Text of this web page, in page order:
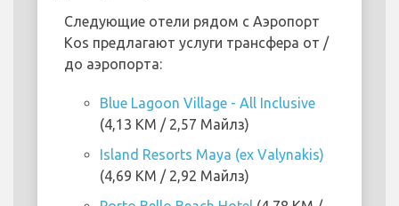
Следующие отели рядом с Аэропорт
Kos предлагают услуги трансфера от /
до аэропорта:
Blue Lagoon Village - All Inclusive
(4,13 KM / 2,57 Майлз)
Island Resorts Maya (ex Valynakis)
(4,69 KM / 2,92 Майлз)